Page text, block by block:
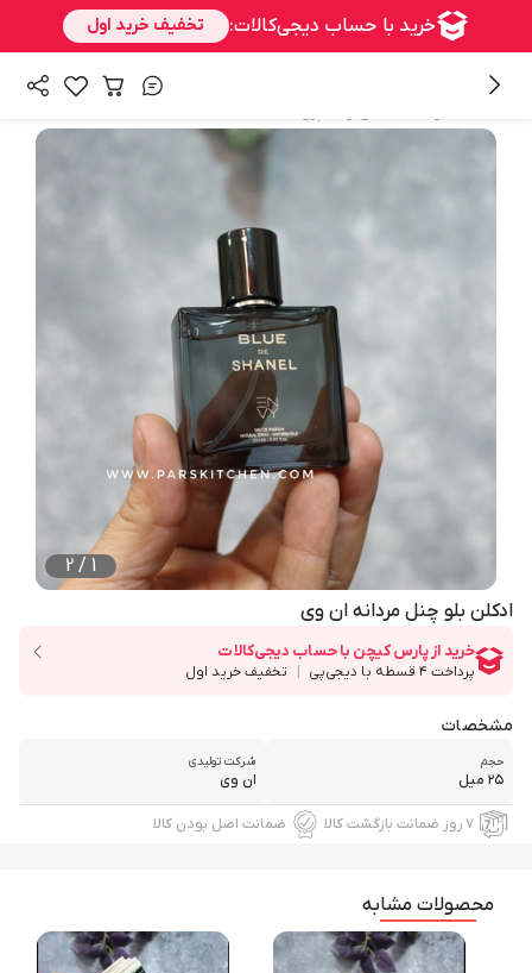
1
/
2
ادکلن بلو چنل مردانه ان وی
مشخصات
حجم
۲۵ میل
شرکت تولیدی
ان وی
۷ روز ضمانت بازگشت کالا ضمانت اصل بودن کالا
محصولات مشابه